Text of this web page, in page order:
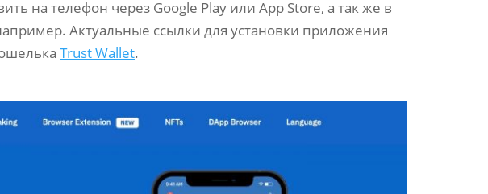
на телефон через Google Play или App Store, а так же в
Актуальные ссылки для установки приложения
Trust Wallet.